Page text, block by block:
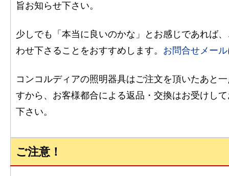
旨お知らせ下さい。
少しでも「本当に良いのかな」とお感じであれば
わせ下さることをおすすめします。 お問合せメール
コンコルディアの照明器具はご注文を頂いたあと
すから、お客様都合による返品・交換はお受けし
下さい。
ご注意！